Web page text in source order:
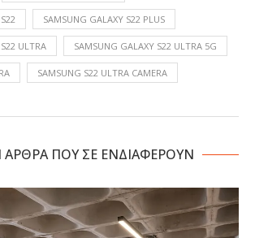
SAMSUNG GALAXY S22 PLUS
ULTRA SAMSUNG GALAXY S22 ULTRA 5G
SAMSUNG S22 ULTRA CAMERA
ΑΡΘΡΑ ΠΟΥ ΣΕ ΕΝΔΙΑΦΕΡΟΥΝ